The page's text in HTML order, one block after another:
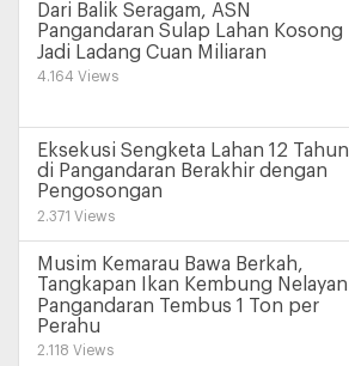
Dari Balik Seragam, ASN
Pangandaran Sulap Lahan Kosong
Jadi Ladang Cuan Miliaran
4.164 Views
Eksekusi Sengketa Lahan 12 Tahun
di Pangandaran Berakhir dengan
Pengosongan
2.371 Views
Musim Kemarau Bawa Berkah,
Tangkapan Ikan Kembung Nelayan
Pangandaran Tembus 1 Ton per
Perahu
2.118 Views